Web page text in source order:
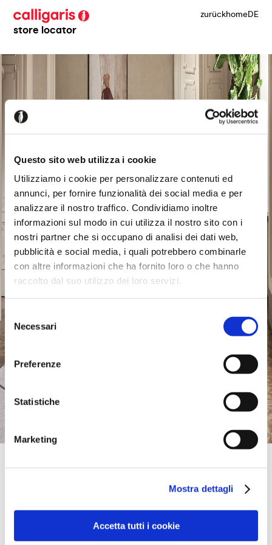
Questo sito web utilizza i cookie
Utilizziamo i cookie per personalizzare contenuti ed
annunci, per fornire funzionalità dei social media e per
analizzare il nostro traffico. Condividiamo inoltre
informazioni sul modo in cui utilizza il nostro sito con i
nostri partner che si occupano di analisi dei dati web,
pubblicità e social media, i quali potrebbero combinarle
con altre informazioni che ha fornito loro o che hanno
raccolto dal suo utilizzo dei loro servizi.
del
consenso
Necessari
Preferenze
Statistiche
Marketing
Mostra dettagli
Accetta tutti i cookie
store locator
zurückhomeDE
UNIT 2/27 DOGGETT STREET,
+61(07) 3854 1688
brisbane@designinitial.com.au